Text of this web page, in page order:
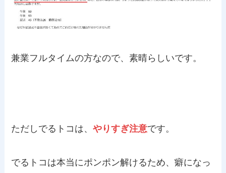
兼業フルタイムの方なので、素晴らしいです。
ただしでるトコは、やりすぎ注意です。
でるトコは本当にポンポン解けるため、癖になっ